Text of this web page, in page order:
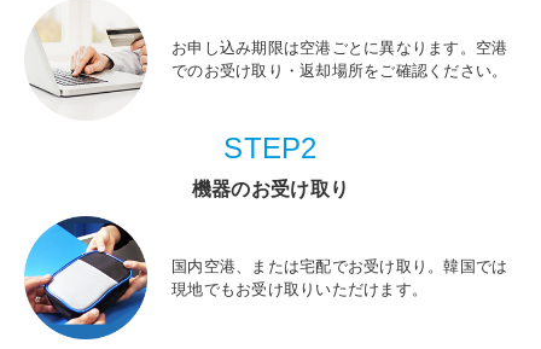
お申し込み期限は空港ごとに異なります。空港
でのお受け取り・返却場所をご確認ください。
STEP2
機器のお受け取り
国内空港、または宅配でお受け取り。韓国では
現地でもお受け取りいただけます。